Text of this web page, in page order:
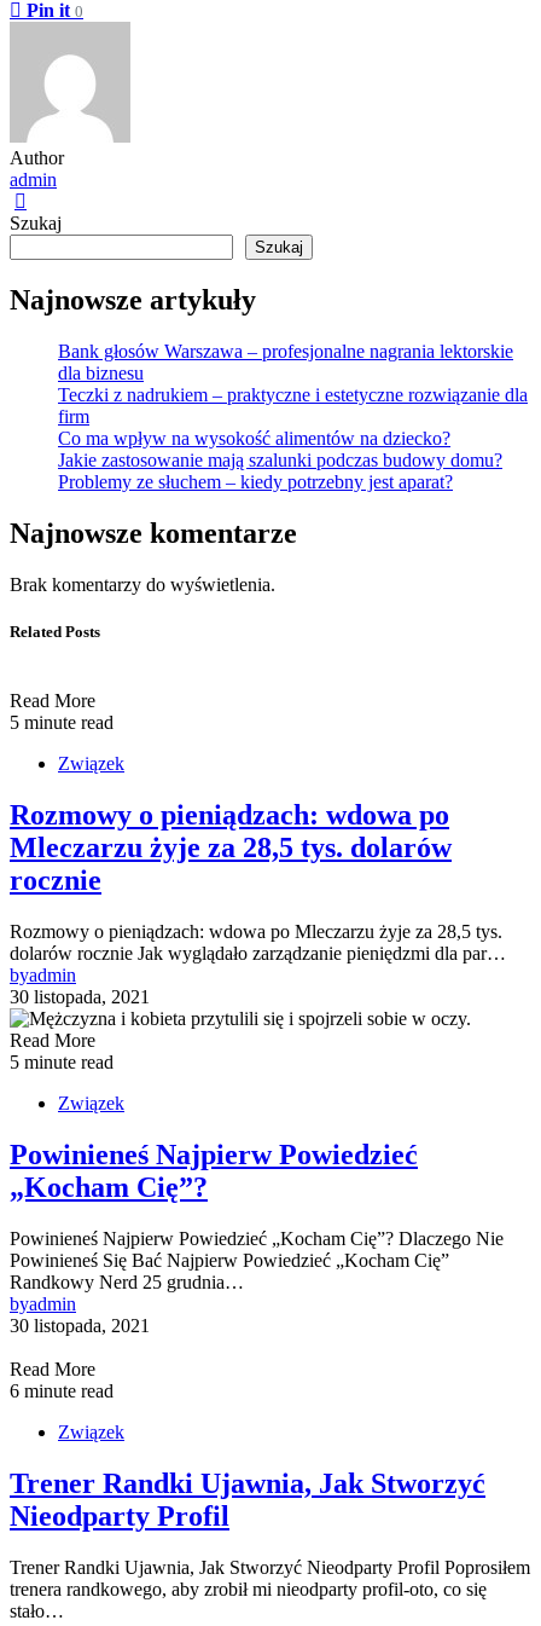
Pin it 0
Author
admin
Szukaj
Szukaj
Najnowsze artykuły
Bank głosów Warszawa – profesjonalne nagrania lektorskie
dla biznesu
Teczki z nadrukiem – praktyczne i estetyczne rozwiązanie dla
firm
Co ma wpływ na wysokość alimentów na dziecko?
Jakie zastosowanie mają szalunki podczas budowy domu?
Problemy ze słuchem – kiedy potrzebny jest aparat?
Najnowsze komentarze
Brak komentarzy do wyświetlenia.
Related Posts
Read More
5 minute read
Związek
Rozmowy o pieniądzach: wdowa po
Mleczarzu żyje za 28,5 tys. dolarów
rocznie
Rozmowy o pieniądzach: wdowa po Mleczarzu żyje za 28,5 tys.
dolarów rocznie Jak wyglądało zarządzanie pieniędzmi dla par…
byadmin
30 listopada, 2021
Read More
5 minute read
Związek
Powinieneś Najpierw Powiedzieć
„Kocham Cię”?
Powinieneś Najpierw Powiedzieć „Kocham Cię”? Dlaczego Nie
Powinieneś Się Bać Najpierw Powiedzieć „Kocham Cię”
Randkowy Nerd 25 grudnia…
byadmin
30 listopada, 2021
Read More
6 minute read
Związek
Trener Randki Ujawnia, Jak Stworzyć
Nieodparty Profil
Trener Randki Ujawnia, Jak Stworzyć Nieodparty Profil Poprosiłem
trenera randkowego, aby zrobił mi nieodparty profil-oto, co się
stało…